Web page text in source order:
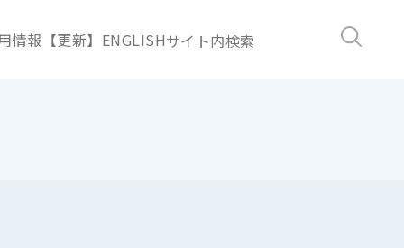
情報【更新】 ENGLISH